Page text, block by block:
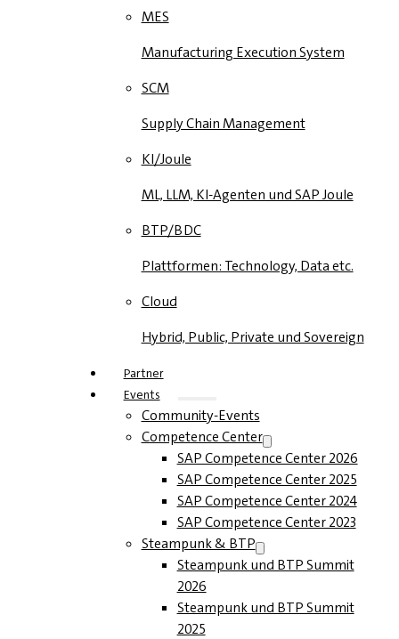
MES
Manufacturing Execution System
SCM
Supply Chain Management
KI/Joule
ML, LLM, KI-Agenten und SAP Joule
BTP/BDC
Plattformen: Technology, Data etc.
Cloud
Hybrid, Public, Private und Sovereign
Partner
Events
Community-Events
Competence Center
SAP Competence Center 2026
SAP Competence Center 2025
SAP Competence Center 2024
SAP Competence Center 2023
Steampunk & BTP
Steampunk und BTP Summit
2026
Steampunk und BTP Summit
2025